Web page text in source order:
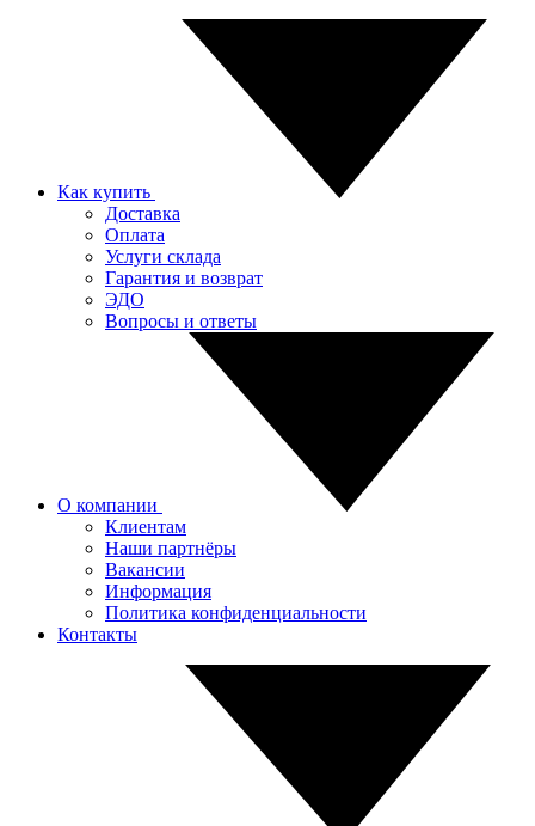
Как купить
Доставка
Оплата
Услуги склада
Гарантия и возврат
ЭДО
Вопросы и ответы
О компании
Клиентам
Наши партнёры
Вакансии
Информация
Политика конфиденциальности
Контакты